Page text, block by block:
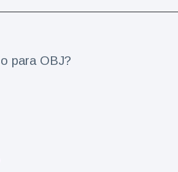
para OBJ?